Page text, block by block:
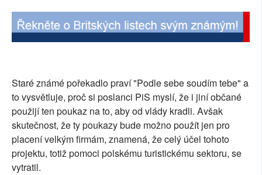
Staré známé pořekadlo praví "Podle sebe soudím tebe" a
to vysvětluje, proč si poslanci PiS myslí, že i jiní občané
použijí ten poukaz na to, aby od vlády kradli. Avšak
skutečnost, že ty poukazy bude možno použít jen pro
placení velkým firmám, znamená, že celý účel tohoto
projektu, totiž pomoci polskému turistickému sektoru, se
vytratil.